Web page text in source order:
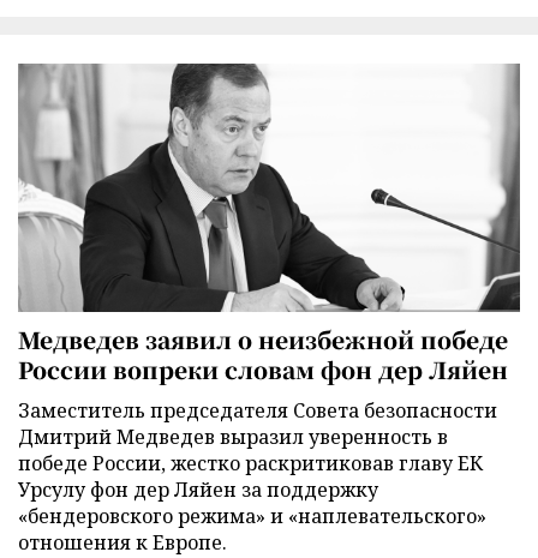
Медведев заявил о неизбежной победе
России вопреки словам фон дер Ляйен
Заместитель председателя Совета безопасности
Дмитрий Медведев выразил уверенность в
победе России, жестко раскритиковав главу ЕК
Урсулу фон дер Ляйен за поддержку
«бендеровского режима» и «наплевательского»
отношения к Европе.